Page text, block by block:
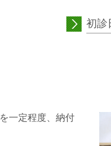
初診
一定程度、納付